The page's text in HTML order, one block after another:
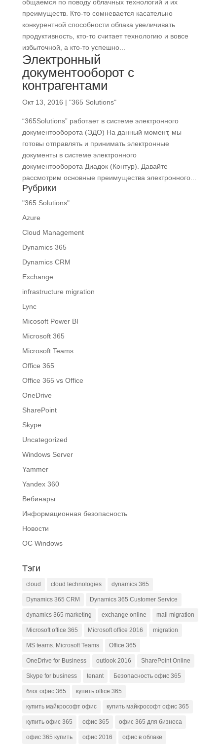
общаемся по поводу облачных технологий и их
преимуществ. Кто-то сомневается касательно
конкурентной способности облака увеличивать
продуктивность, кто-то считает технологию и вовсе
избыточной, а кто-то успешно...
Электронный
документооборот с
контрагентами
Окт 13, 2016 | "365 Solutions"
“365Solutions” работает в системе электронного
документооборота (ЭДО) На данный момент, мы
готовы отправлять и принимать электронные
документы в системе электронного
документооборота Диадок (Контур). Давайте
рассмотрим основные преимущества электронного...
Рубрики
"365 Solutions"
Azure
Cloud Management
Dynamics 365
Dynamics CRM
Exchange
infrastructure migration
Lync
Micosoft Power BI
Microsoft 365
Microsoft Teams
Office 365
Office 365 vs Office
OneDrive
SharePoint
Skype
Uncategorized
Windows Server
Yammer
Yandex 360
Вебинары
Информационная безопасность
Новости
ОС Windows
Тэги
cloud cloud technologies dynamics 365
Dynamics 365 CRM Dynamics 365 Customer Service
dynamics 365 marketing exchange online mail migration
Microsoft office 365 Microsoft office 2016 migration
MS teams. Microsoft Teams Office 365
OneDrive for Business outlook 2016 SharePoint Online
Skype for business tenant Безопасность офис 365
блог офис 365 купить office 365
купить майкрософт офис купить майкрософт офис 365
купить офис 365 офис 365 офис 365 для бизнеса
офис 365 купить офис 2016 офис в облаке